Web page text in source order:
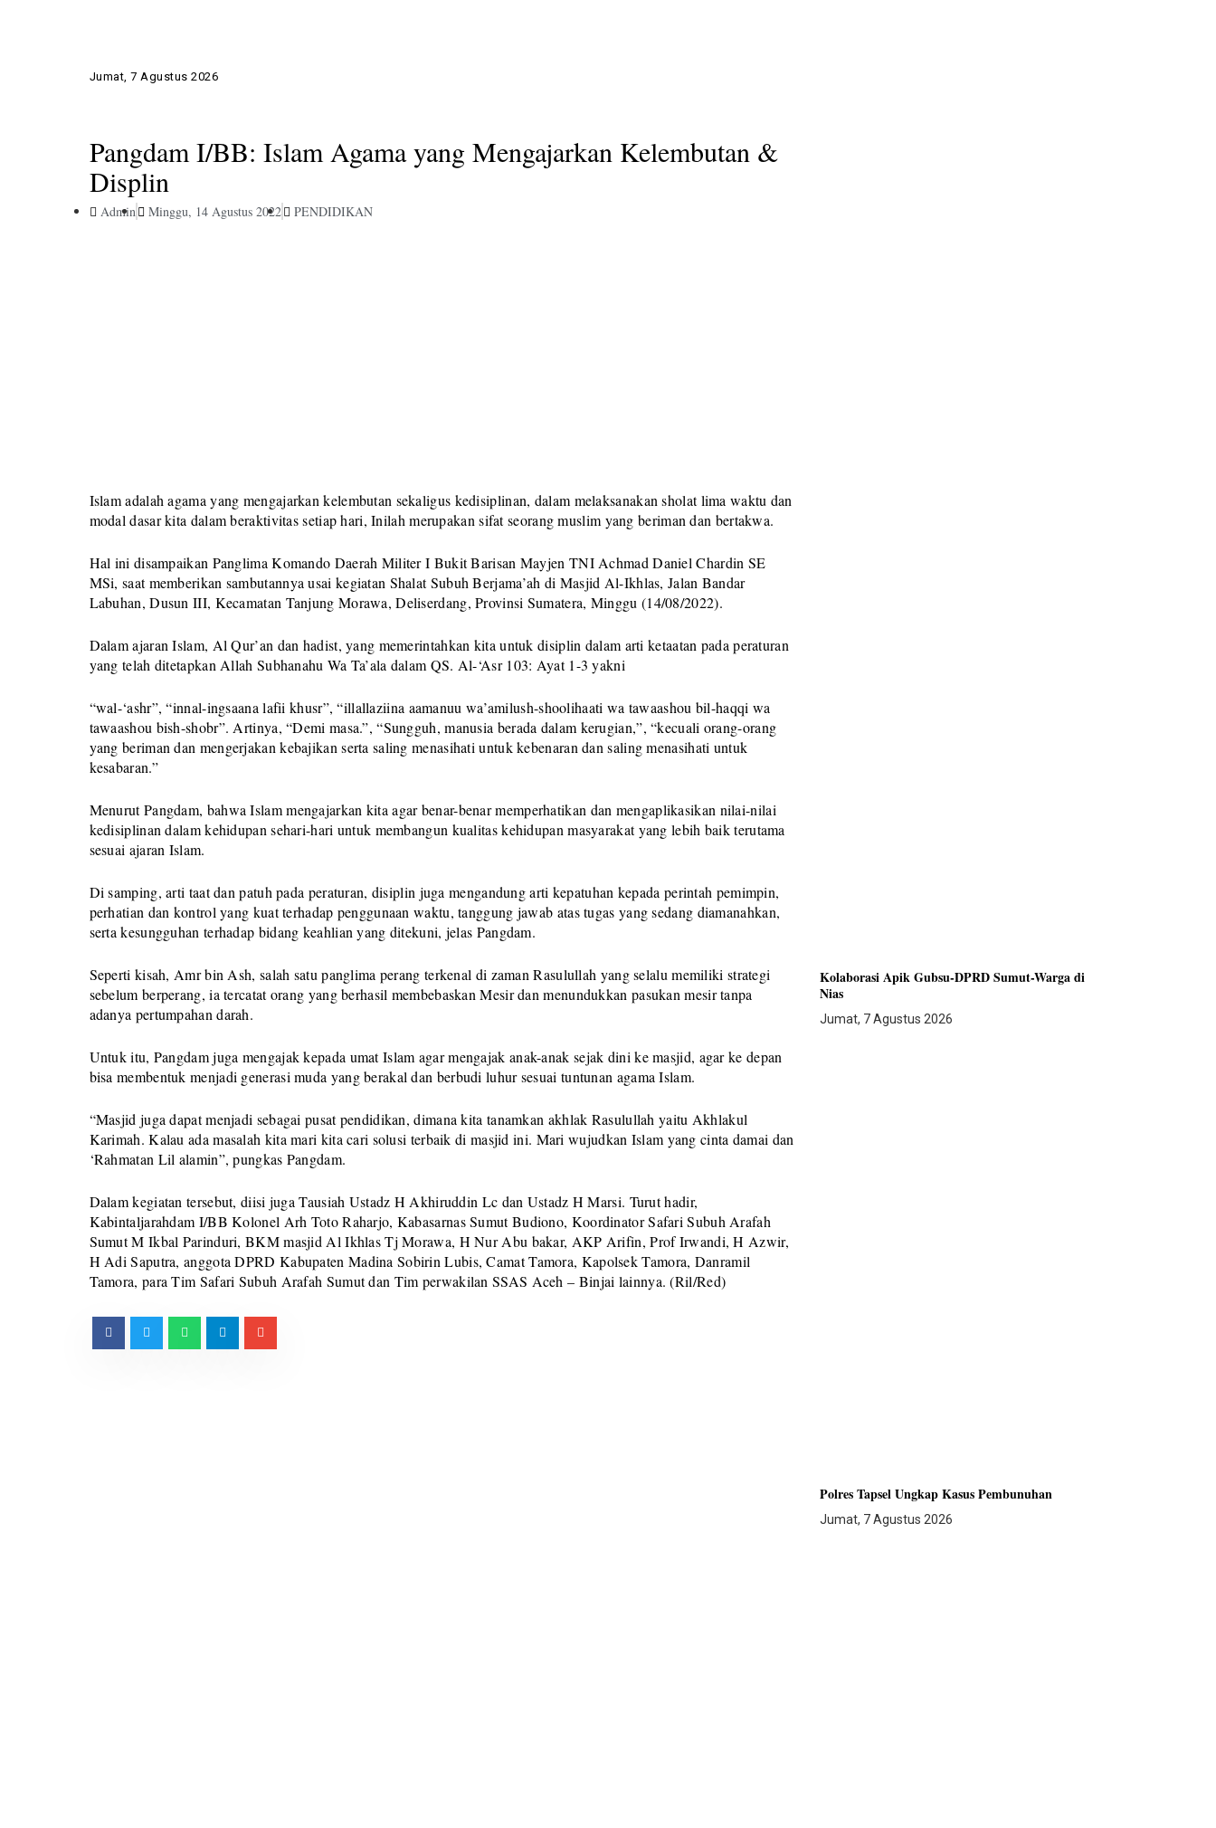
Jumat, 7 Agustus 2026
Pangdam I/BB: Islam Agama yang Mengajarkan Kelembutan &
Displin
Admin Minggu, 14 Agustus 2022 PENDIDIKAN
Islam adalah agama yang mengajarkan kelembutan sekaligus kedisiplinan, dalam melaksanakan sholat lima waktu dan
modal dasar kita dalam beraktivitas setiap hari, Inilah merupakan sifat seorang muslim yang beriman dan bertakwa.
Hal ini disampaikan Panglima Komando Daerah Militer I Bukit Barisan Mayjen TNI Achmad Daniel Chardin SE
MSi, saat memberikan sambutannya usai kegiatan Shalat Subuh Berjama’ah di Masjid Al-Ikhlas, Jalan Bandar
Labuhan, Dusun III, Kecamatan Tanjung Morawa, Deliserdang, Provinsi Sumatera, Minggu (14/08/2022).
Dalam ajaran Islam, Al Qur’an dan hadist, yang memerintahkan kita untuk disiplin dalam arti ketaatan pada peraturan
yang telah ditetapkan Allah Subhanahu Wa Ta’ala dalam QS. Al-‘Asr 103: Ayat 1-3 yakni
“wal-‘ashr”, “innal-ingsaana lafii khusr”, “illallaziina aamanuu wa’amilush-shoolihaati wa tawaashou bil-haqqi wa
tawaashou bish-shobr”. Artinya, “Demi masa.”, “Sungguh, manusia berada dalam kerugian,”, “kecuali orang-orang
yang beriman dan mengerjakan kebajikan serta saling menasihati untuk kebenaran dan saling menasihati untuk
kesabaran.”
Menurut Pangdam, bahwa Islam mengajarkan kita agar benar-benar memperhatikan dan mengaplikasikan nilai-nilai
kedisiplinan dalam kehidupan sehari-hari untuk membangun kualitas kehidupan masyarakat yang lebih baik terutama
sesuai ajaran Islam.
Di samping, arti taat dan patuh pada peraturan, disiplin juga mengandung arti kepatuhan kepada perintah pemimpin,
perhatian dan kontrol yang kuat terhadap penggunaan waktu, tanggung jawab atas tugas yang sedang diamanahkan,
serta kesungguhan terhadap bidang keahlian yang ditekuni, jelas Pangdam.
Seperti kisah, Amr bin Ash, salah satu panglima perang terkenal di zaman Rasulullah yang selalu memiliki strategi
sebelum berperang, ia tercatat orang yang berhasil membebaskan Mesir dan menundukkan pasukan mesir tanpa
adanya pertumpahan darah.
Untuk itu, Pangdam juga mengajak kepada umat Islam agar mengajak anak-anak sejak dini ke masjid, agar ke depan
bisa membentuk menjadi generasi muda yang berakal dan berbudi luhur sesuai tuntunan agama Islam.
“Masjid juga dapat menjadi sebagai pusat pendidikan, dimana kita tanamkan akhlak Rasulullah yaitu Akhlakul
Karimah. Kalau ada masalah kita mari kita cari solusi terbaik di masjid ini. Mari wujudkan Islam yang cinta damai dan
‘Rahmatan Lil alamin”, pungkas Pangdam.
Dalam kegiatan tersebut, diisi juga Tausiah Ustadz H Akhiruddin Lc dan Ustadz H Marsi. Turut hadir,
Kabintaljarahdam I/BB Kolonel Arh Toto Raharjo, Kabasarnas Sumut Budiono, Koordinator Safari Subuh Arafah
Sumut M Ikbal Parinduri, BKM masjid Al Ikhlas Tj Morawa, H Nur Abu bakar, AKP Arifin, Prof Irwandi, H Azwir,
H Adi Saputra, anggota DPRD Kabupaten Madina Sobirin Lubis, Camat Tamora, Kapolsek Tamora, Danramil
Tamora, para Tim Safari Subuh Arafah Sumut dan Tim perwakilan SSAS Aceh – Binjai lainnya. (Ril/Red)
Kolaborasi Apik Gubsu-DPRD Sumut-Warga di
Nias
Jumat, 7 Agustus 2026
Polres Tapsel Ungkap Kasus Pembunuhan
Jumat, 7 Agustus 2026